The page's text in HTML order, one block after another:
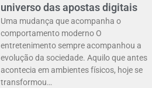
universo das apostas digitais
Uma mudança que acompanha o
comportamento moderno O
entretenimento sempre acompanhou a
evolução da sociedade. Aquilo que antes
acontecia em ambientes físicos, hoje se
transformou…